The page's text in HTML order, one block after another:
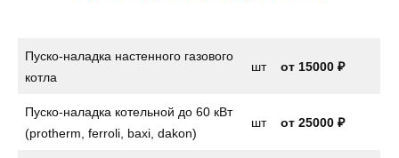
Пуско-наладка настенного газового
котла
шт от 15000 ₽
Пуско-наладка котельной до 60 кВт
(protherm, ferroli, baxi, dakon)
шт от 25000 ₽